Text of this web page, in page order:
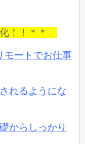
！！＊＊
モートでお仕事
れるようにな
からしっかり